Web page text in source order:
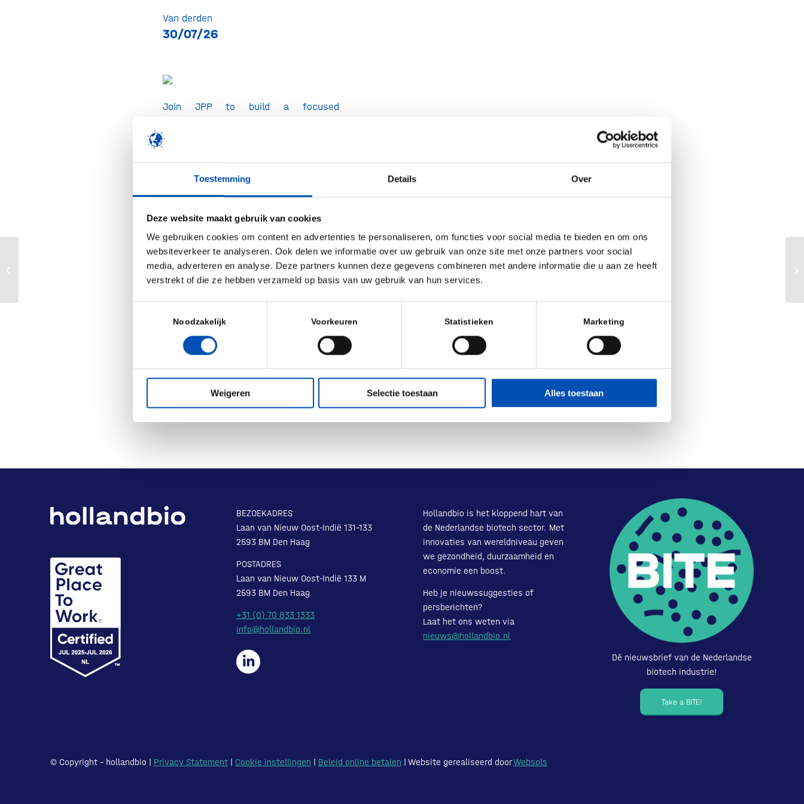
Toestemming Details Over
Deze website maakt gebruik van cookies
We gebruiken cookies om content en advertenties te personaliseren, om functies voor social media te bieden en om ons
websiteverkeer te analyseren. Ook delen we informatie over uw gebruik van onze site met onze partners voor social
media, adverteren en analyse. Deze partners kunnen deze gegevens combineren met andere informatie die u aan ze heeft
verstrekt of die ze hebben verzameld op basis van uw gebruik van hun services.
Noodzakelijk Voorkeuren Statistieken Marketing
Weigeren Selectie toestaan Alles toestaan
Van derden
30/07/26
Join JPP to build a focused
half of 2026 and beyond. Clarify your
right opportunities, and create a
practical roadmap that aligns
one shared direction.
30 July | Online | 16.00-17.00 CEST
BEZOEKADRES
Laan van Nieuw Oost-Indië 131-133
2593 BM Den Haag
POSTADRES
Laan van Nieuw Oost-Indië 133 M
2593 BM Den Haag
+31 (0) 70 833 1333
info@hollandbio.nl
Hollandbio is het kloppend hart van
de Nederlandse biotech sector. Met
innovaties van wereldniveau geven
we gezondheid, duurzaamheid en
economie een boost.
Heb je nieuwssuggesties of
persberichten?
Laat het ons weten via
nieuws@hollandbio.nl
Dé nieuwsbrief van de Nederlandse
biotech industrie!
Take a BITE!
© Copyright – hollandbio | Privacy Statement| Cookie instellingen | Beleid online betalen | Website gerealiseerd doorWebsols